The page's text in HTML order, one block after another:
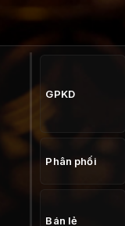
GPKD
Phân phối
Bán lẻ